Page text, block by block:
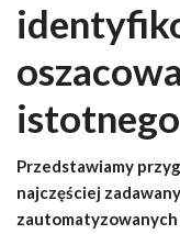
Przedstawiamy
najczęściej